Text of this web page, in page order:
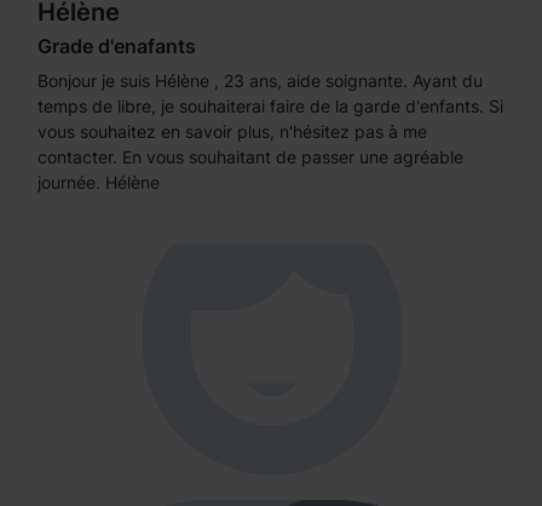
Hélène
Grade d'enafants
Bonjour je suis Hélène , 23 ans, aide soignante. Ayant du
temps de libre, je souhaiterai faire de la garde d'enfants. Si
vous souhaitez en savoir plus, n'hésitez pas à me
contacter. En vous souhaitant de passer une agréable
journée. Hélène